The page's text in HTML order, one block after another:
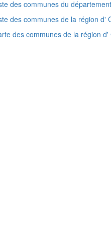
des communes du
des communes de la région d'
des communes de la région d'